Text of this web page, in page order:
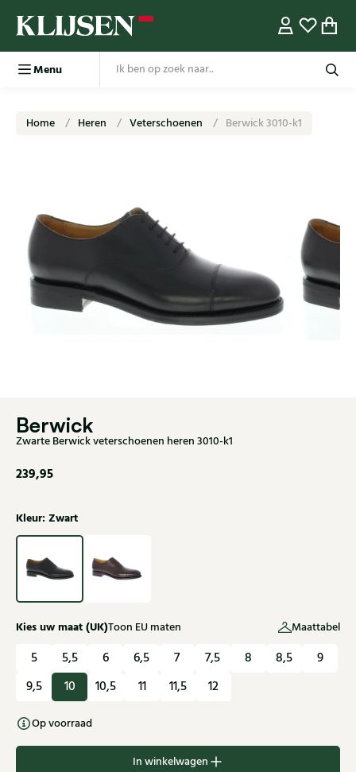
Menu
Home Heren Veterschoenen Berwick 3010-k1
Berwick
Zwarte Berwick veterschoenen heren 3010-k1
239,95
Kleur: Zwart
Kies uw maat (UK)Toon EU maten Maattabel
5 5,5 6 6,5 7 7,5 8 8,5
9
9,5
10 10,5 11 11,5 12
Op voorraad
In winkelwagen